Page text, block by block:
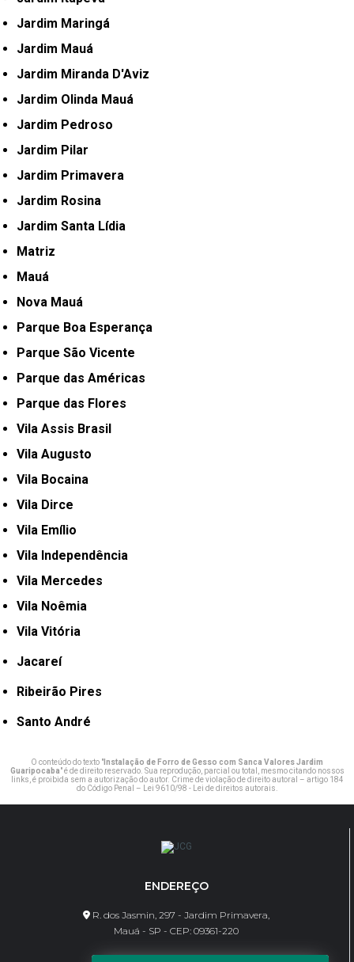
Jardim Maringá
Jardim Mauá
Jardim Miranda D'Aviz
Jardim Olinda Mauá
Jardim Pedroso
Jardim Pilar
Jardim Primavera
Jardim Rosina
Jardim Santa Lídia
Matriz
Mauá
Nova Mauá
Parque Boa Esperança
Parque São Vicente
Parque das Américas
Parque das Flores
Vila Assis Brasil
Vila Augusto
Vila Bocaina
Vila Dirce
Vila Emílio
Vila Independência
Vila Mercedes
Vila Noêmia
Vila Vitória
Jacareí
Ribeirão Pires
Santo André
O conteúdo do texto " Instalação de Forro de Gesso com Sanca Valores Jardim
Guaripocaba" é de direito reservado. Sua reprodução, parcial ou total, mesmo citando nossos
links, é proibida sem a autorização do autor. Crime de violação de direito autoral – artigo 184
do Código Penal –
Lei 9610/98 - Lei de direitos autorais
ENDEREÇO
R. dos Jasmin, 297 - Jardim Primavera,
Mauá - SP - CEP: 09361-220